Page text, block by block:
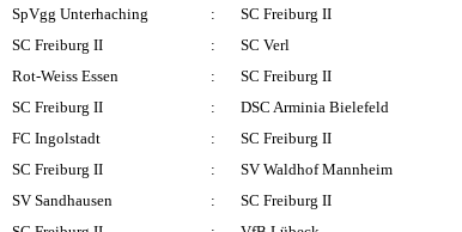
SpVgg Unterhaching : SC Freiburg II
SC Freiburg II : SC Verl
Rot-Weiss Essen : SC Freiburg II
SC Freiburg II : DSC Arminia Bielefeld
FC Ingolstadt : SC Freiburg II
SC Freiburg II : SV Waldhof Mannheim
SV Sandhausen : SC Freiburg II